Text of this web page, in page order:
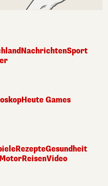
NachrichtenSport
Heute Games
RezepteGesundheit
MotorReisenVideo